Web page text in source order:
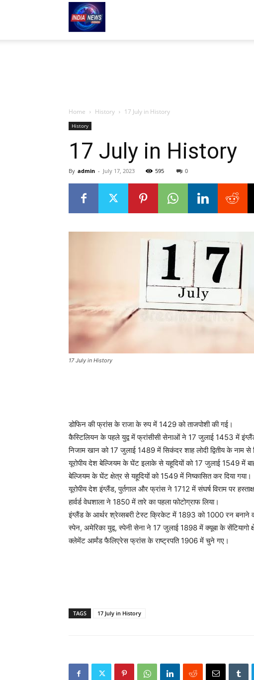
Home History 17 July in History
History
17 July in History
By admin - July 17, 2023 595 0
17 July in History
डोफिन की फ्रांस के राजा के रुप में 1429 को ताजपोशी की गई।
कैस्टिलियन के पहले युद्व में फ्रांसीसी सेनाओं ने 17 जुलाई 1453 में इंग्लैंड
निजाम खान को 17 जुलाई 1489 में सिकंदर शाह लोदी द्वितीय के नाम से
यूरोपीय देश बेल्जियम के घेंट इलाके से यहूदियों को 17 जुलाई 1549 में
बेल्जियम के घेंट क्षेत्र से यहूदियों को 1549 में निष्कासित कर दिया गया।
यूरोपीय देश इंग्लैंड, पुर्तगाल और फ्रांस ने 1712 में संघर्ष विराम पर
हार्वर्ड वेधशाला ने 1850 में तारे का पहला फोटोग्राफ लिया।
इंग्लैंड के आर्थर श्रेव्सबरी टेस्ट क्रिकेट में 1893 को 1000 रन बनाने
स्पेन, अमेरिका युद्व, स्पेनी सेना ने 17 जुलाई 1898 में क्यूबा के सेंटियागो
क्लेमेंट आर्मंड फैलिएरेस फ्रांस के राष्ट्रपति 1906 में चुने गए।
TAGS 17 July in History